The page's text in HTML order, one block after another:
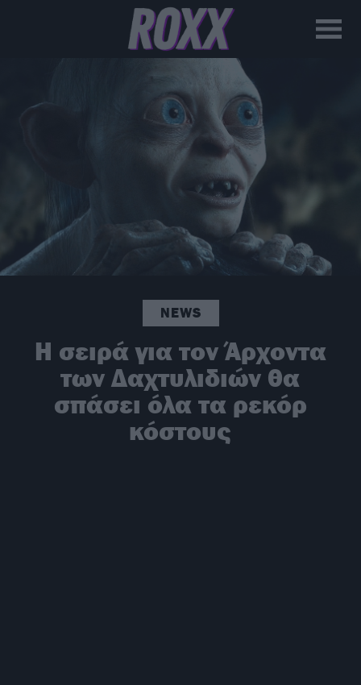
NEWS
H σειρά για τον Άρχοντα
των Δαχτυλιδιών θα
σπάσει όλα τα ρεκόρ
κόστους